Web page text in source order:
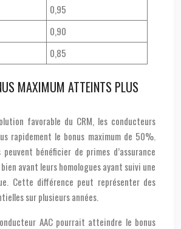
0,95
0,90
0,85
MAXIMUM ATTEINTS PLUS
favorable du CRM, les conducteurs
rapidement le bonus maximum de 50%.
peuvent bénéficier de primes d’assurance
avant leurs homologues ayant suivi une
Cette différence peut représenter des
sur plusieurs années.
AAC pourrait atteindre le bonus